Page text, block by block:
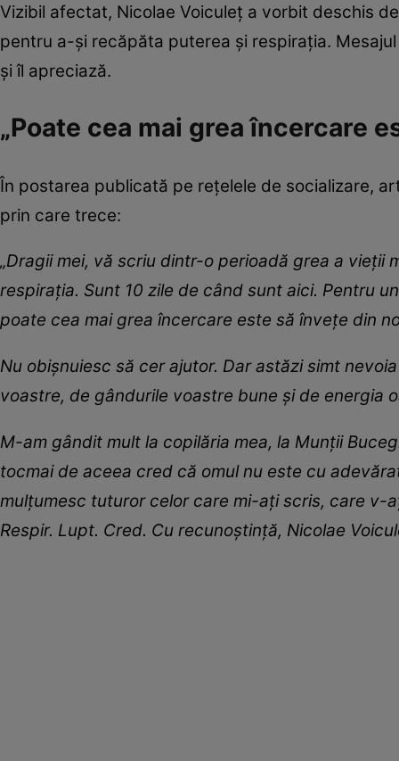
Vizibil afectat, Nicolae Voiculeț a vorbit deschis
pentru a-și recăpăta puterea și respirația.
și îl apreciază.
„Poate cea mai grea încercare
În postarea publicată pe rețelele de socializare,
prin care trece:
„Dragii mei, vă scriu dintr-o perioadă grea a vieții
respirația. Sunt 10 zile de când sunt aici. Pentru
poate cea mai grea încercare este să învețe din
Nu obișnuiesc să cer ajutor. Dar astăzi simt
voastre, de gândurile voastre bune și de energia
M-am gândit mult la copilăria mea, la Munții
tocmai de aceea cred că omul nu este cu
mulțumesc tuturor celor care mi-ați scris, care
Respir. Lupt. Cred. Cu recunoștință, Nicolae